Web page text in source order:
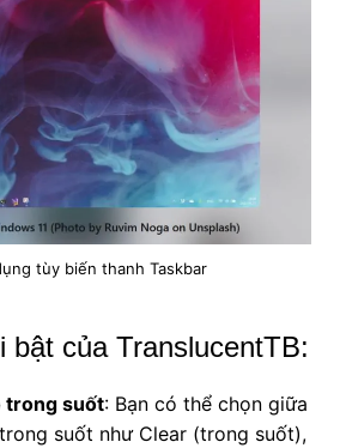
tùy biến thanh Taskbar
bật của TranslucentTB:
trong suốt: Bạn có thể chọn giữa
suốt như Clear (trong suốt),